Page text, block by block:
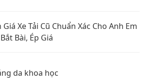
Xe Tải Cũ Chuẩn Xác Cho Anh Em
Bài, Ép Giá
da khoa học